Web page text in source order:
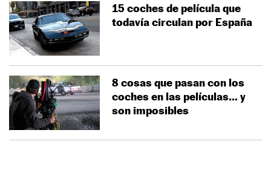
15 coches de película que
todavía circulan por España
8 cosas que pasan con los
coches en las películas… y
son imposibles